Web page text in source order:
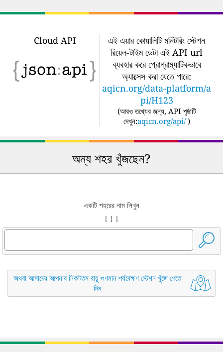
Cloud API
এই এয়ার কোয়ালিটি মনিটরিং স্টেশন
রিয়েল-টাইম ডেটা এই API url
ব্যবহার করে প্রোগ্রাম্যাটিকভাবে
অ্যাক্সেস করা যেতে পারে:
aqicn.org/data-platform/a
pi/H123
(আরও তথ্যের জন্য, API পৃষ্ঠাটি
দেখুন:aqicn.org/api/ )
অন্য শহর খুঁজছেন?
একটি শহরের নাম লিখুন
↓ ↓ ↓
অথবা আমাদের আপনার নিকটতম বায়ু গুণমান পর্যবেক্ষণ স্টেশন খুঁজে পেতে
দিন